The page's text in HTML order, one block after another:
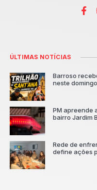
ÚLTIMAS NOTÍCIAS
Barroso
neste
PM apreende
bairro Jardim
Rede de
define ações